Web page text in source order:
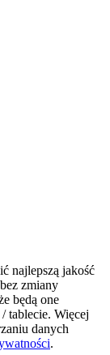
najlepszą jakość
zmiany
będą one
tablecie. Więcej
danych
.